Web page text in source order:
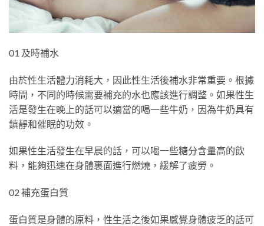
01 及時補水
由於性生活體力消耗大，因此性生活後補水非常重要。根據
時間，不同的時候需要補充的水也應該進行調整。如果性生
活是發生在晚上的話可以適當的喝一些牛奶，因為牛奶具有
鎮靜和催眠的功效。
如果性生活發生在早晨的話，可以喝一些糖分含量高的飲
料，能夠迅速在身體裏面進行燃燒，緩解了疲勞。
02 補充蛋白質
蛋白質是身體的原料，性生活之後如果感覺身體疲乏的話可